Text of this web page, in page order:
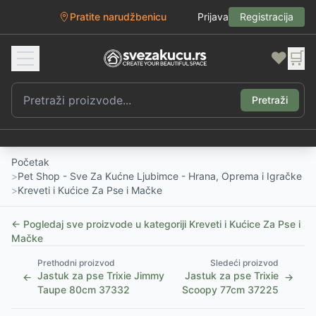
Pratite narudžbenicu Prijava Registracija
❤️ 🛒
Pretraži
Početak
>Pet Shop - Sve Za Kućne Ljubimce - Hrana, Oprema i Igračke
>Kreveti i Kućice Za Pse i Mačke
← Pogledaj sve proizvode u kategoriji Kreveti i Kućice Za Pse i
Mačke
←
Prethodni proizvod
Jastuk za pse Trixie Jimmy
Taupe 80cm 37332
Sledeći proizvod
Jastuk za pse Trixie
Scoopy 77cm 37225
→